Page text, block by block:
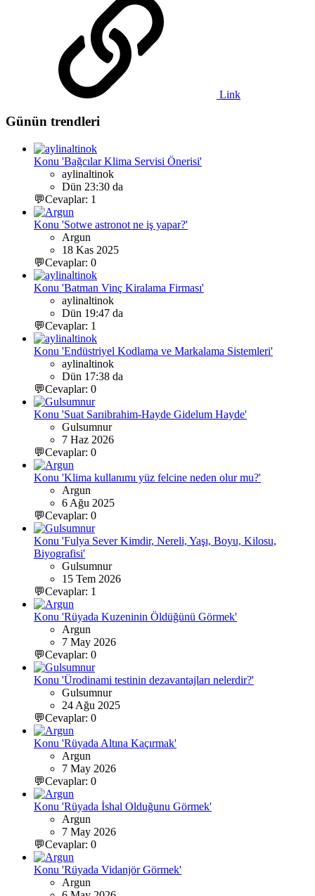
Link
Günün trendleri
Konu 'Bağcılar Klima Servisi Önerisi'
aylinaltinok
Dün 23:30 da
💬Cevaplar: 1
Konu 'Sotwe astronot ne iş yapar?'
Argun
18 Kas 2025
💬Cevaplar: 0
Konu 'Batman Vinç Kiralama Firması'
aylinaltinok
Dün 19:47 da
💬Cevaplar: 1
Konu 'Endüstriyel Kodlama ve Markalama Sistemleri'
aylinaltinok
Dün 17:38 da
💬Cevaplar: 0
Konu 'Suat Sarıibrahim-Hayde Gidelum Hayde'
Gulsumnur
7 Haz 2026
💬Cevaplar: 0
Konu 'Klima kullanımı yüz felcine neden olur mu?'
Argun
6 Ağu 2025
💬Cevaplar: 0
Konu 'Fulya Sever Kimdir, Nereli, Yaşı, Boyu, Kilosu,
Biyografisi'
Gulsumnur
15 Tem 2026
💬Cevaplar: 1
Konu 'Rüyada Kuzeninin Öldüğünü Görmek'
Argun
7 May 2026
💬Cevaplar: 0
Konu 'Ürodinami testinin dezavantajları nelerdir?'
Gulsumnur
24 Ağu 2025
💬Cevaplar: 0
Konu 'Rüyada Altına Kaçırmak'
Argun
7 May 2026
💬Cevaplar: 0
Konu 'Rüyada İshal Olduğunu Görmek'
Argun
7 May 2026
💬Cevaplar: 0
Konu 'Rüyada Vidanjör Görmek'
Argun